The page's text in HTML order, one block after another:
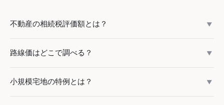
不動産の相続税評価額とは？ ▼
方式または倍率方式で評価し、建物は固定資産税評価額で評
価します。時価（市場価格）より低い金額になるため、現金
より不動産で持つ方が相続税は少なくなるのが一般的です。
路線価はどこで調べる？ ▼
料で閲覧できます。路線価図には道路ごとに「200D」のよ
うな表記があり、200は千円単位の路線価（＝20万円/
小規模宅地の特例とは？ ▼